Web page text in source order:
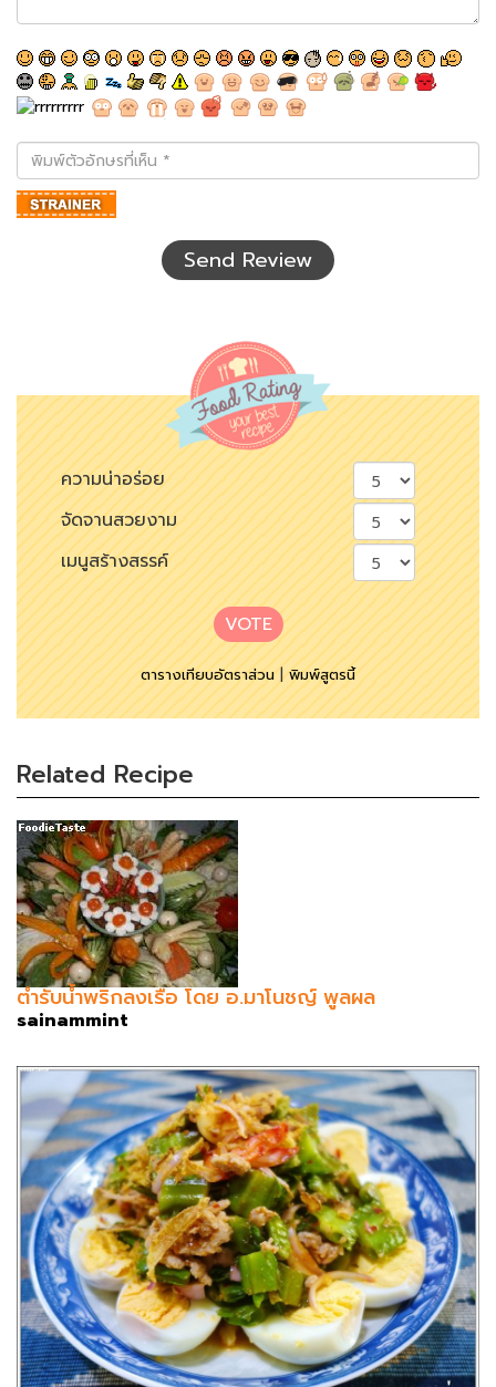
พิมพ์
ตัว
อักษร
ที่
Send Review
ความน่าอร่อย
จัดจานสวยงาม
เมนูสร้างสรรค์
VOTE
ตารางเทียบอัตราส่วน|พิมพ์สูตรนี้
Related Recipe
ตำรับน้ำพริกลงเรือ โดย อ.มาโนชญ์ พูลผล
sainammint